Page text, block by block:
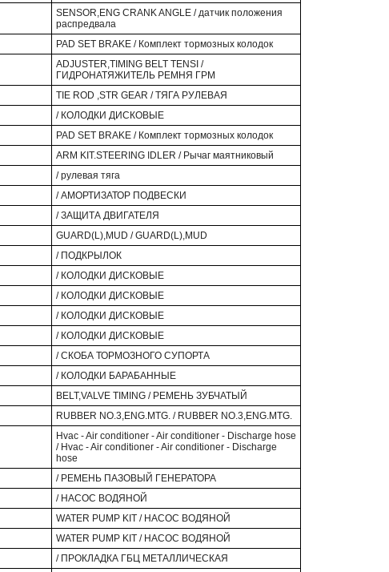
SENSOR,ENG CRANK ANGLE / датчик положения
распредвала
PAD SET BRAKE / Комплект тормозных колодок
ADJUSTER,TIMING BELT TENSI /
ГИДРОНАТЯЖИТЕЛЬ РЕМНЯ ГРМ
TIE ROD ,STR GEAR / ТЯГА РУЛЕВАЯ
/ КОЛОДКИ ДИСКОВЫЕ
PAD SET BRAKE / Комплект тормозных колодок
ARM KIT.STEERING IDLER / Рычаг маятниковый
/ рулевая тяга
/ АМОРТИЗАТОР ПОДВЕСКИ
/ ЗАЩИТА ДВИГАТЕЛЯ
GUARD(L),MUD / GUARD(L),MUD
/ ПОДКРЫЛОК
/ КОЛОДКИ ДИСКОВЫЕ
/ КОЛОДКИ ДИСКОВЫЕ
/ КОЛОДКИ ДИСКОВЫЕ
/ КОЛОДКИ ДИСКОВЫЕ
/ СКОБА ТОРМОЗНОГО СУПОРТА
/ КОЛОДКИ БАРАБАННЫЕ
BELT,VALVE TIMING / РЕМЕНЬ ЗУБЧАТЫЙ
RUBBER NO.3,ENG.MTG. / RUBBER NO.3,ENG.MTG.
Hvac - Air conditioner - Air conditioner - Discharge hose
/ Hvac - Air conditioner - Air conditioner - Discharge
hose
/ РЕМЕНЬ ПАЗОВЫЙ ГЕНЕРАТОРА
/ НАСОС ВОДЯНОЙ
WATER PUMP KIT / НАСОС ВОДЯНОЙ
WATER PUMP KIT / НАСОС ВОДЯНОЙ
/ ПРОКЛАДКА ГБЦ МЕТАЛЛИЧЕСКАЯ